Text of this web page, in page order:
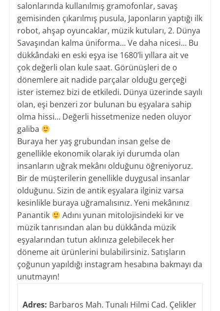
salonlarında kullanılmış gramofonlar, savaş
gemisinden çıkarılmış pusula, Japonların yaptığı ilk
robot, ahşap oyuncaklar, müzik kutuları, 2. Dünya
Savaşından kalma üniforma… Ve daha nicesi… Bu
dükkândaki en eski eşya ise 1680’li yıllara ait ve
çok değerli olan kule saat. Görünüşleri de o
dönemlere ait nadide parçalar olduğu gerçeği
ister istemez bizi de etkiledi. Dünya üzerinde sayılı
olan, eşi benzeri zor bulunan bu eşyalara sahip
olma hissi… Değerli hissetmenize neden oluyor
galiba
​Buraya her yaş grubundan insan gelse de
genellikle ekonomik olarak iyi durumda olan
insanların uğrak mekânı olduğunu öğreniyoruz.
Bir de müşterilerin genellikle duygusal insanlar
olduğunu. Sizin de antik eşyalara ilginiz varsa
kesinlikle buraya uğramalısınız. Yeni mekânınız
Panantik
Adını yunan mitolojisindeki kır ve
müzik tanrısından alan bu dükkânda müzik
eşyalarından tutun aklınıza gelebilecek her
döneme ait ürünlerini bulabilirsiniz. Satışların
çoğunun yapıldığı instagram hesabına bakmayı da
unutmayın!
Adres: Barbaros Mah. Tunalı Hilmi Cad. Çelikler